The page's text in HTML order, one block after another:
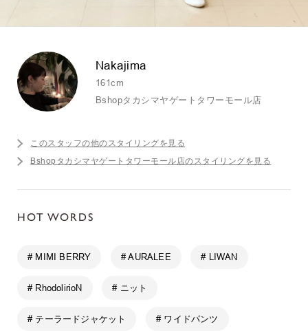
Nakajima
161cm
Bshopタカシマヤゲートタワーモール店
このスタッフの他のスタイリングを見る
Bshopタカシマヤゲートタワーモール店のスタイリングを見る
HOT WORDS
# MIMI BERRY # AURALEE # LIWAN
# RhodolirioN # ニット
# テーラードジャケット # ワイドパンツ